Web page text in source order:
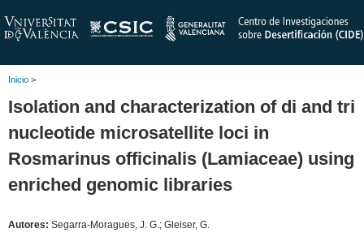
Inicio >
Isolation and characterization of di and tri
nucleotide microsatellite loci in
Rosmarinus officinalis (Lamiaceae) using
enriched genomic libraries
Autores: Segarra-Moragues, J. G.; Gleiser, G.